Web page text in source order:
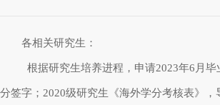
各相关研究生：
根据研究生培养进程，申请2023年6月
分签字；2020级研究生《海外学分考核表》